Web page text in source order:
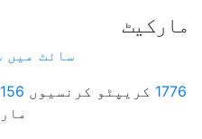
مارکیٹ
سائٹ میں
1776 کریپٹو کرنسیوں 156